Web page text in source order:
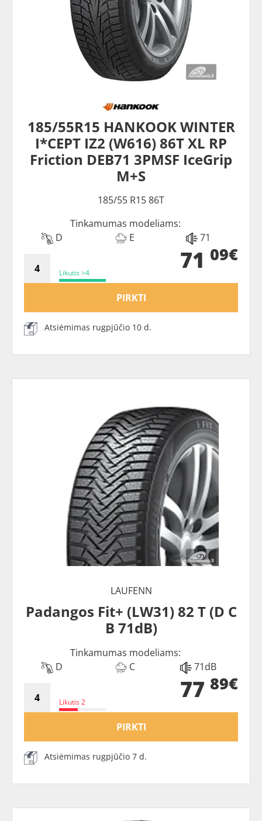
185/55R15 HANKOOK WINTER
I*CEPT IZ2 (W616) 86T XL RP
Friction DEB71 3PMSF IceGrip
M+S
185/55 R15 86T
Tinkamumas modeliams:
D
E 71
Likutis >4 71 09€
PIRKTI
Atsiėmimas rugpjūčio 10 d.
LAUFENN
Padangos Fit+ (LW31) 82 T (D C
B 71dB)
Tinkamumas modeliams:
D
C 71dB
Likutis 2 77 89€
PIRKTI
Atsiėmimas rugpjūčio 7 d.